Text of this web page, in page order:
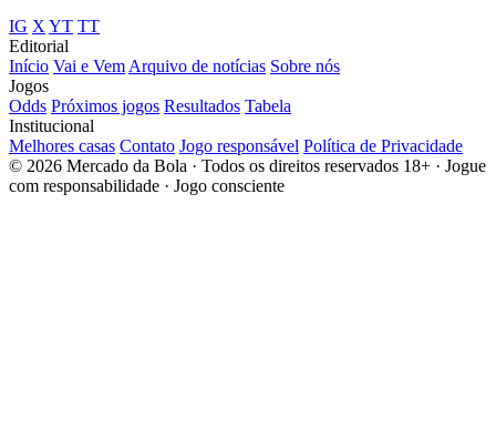
IG X YT TT
Editorial
Início Vai e Vem Arquivo de notícias Sobre nós
Jogos
Odds Próximos jogos Resultados Tabela
Institucional
Melhores casas Contato Jogo responsável Política de Privacidade
© 2026 Mercado da Bola · Todos os direitos reservados 18+ · Jogue
com responsabilidade · Jogo consciente